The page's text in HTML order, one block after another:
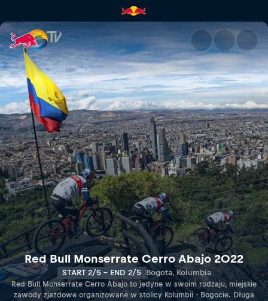
Red Bull Monserrate Cerro
Red Bull Monserrate Cerro Abajo 2022
START 2/5 - END 2/5 Bogota, Kolumbia
Red Bull Monserrate Cerro Abajo to jedyne w swoim rodzaju, miejskie
zawody zjazdowe organizowane w stolicy Kolumbii - Bogocie. Długa